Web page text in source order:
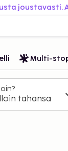
joustavasti.
Multi-
tahansa